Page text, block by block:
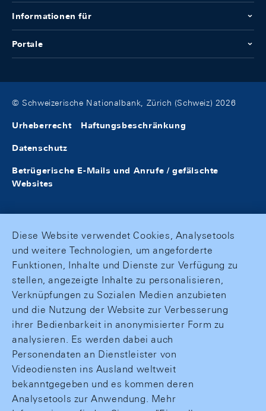
Informationen für
Portale
© Schweizerische Nationalbank, Zürich (Schweiz) 2026
Urheberrecht Haftungsbeschränkung
Datenschutz
Betrügerische E-Mails und Anrufe / gefälschte
Websites
Diese Website verwendet Cookies, Analysetools
und weitere Technologien, um angeforderte
Funktionen, Inhalte und Dienste zur Verfügung zu
stellen, angezeigte Inhalte zu personalisieren,
Verknüpfungen zu Sozialen Medien anzubieten
und die Nutzung der Website zur Verbesserung
ihrer Bedienbarkeit in anonymisierter Form zu
analysieren. Es werden dabei auch
Personendaten an Dienstleister von
Videodiensten ins Ausland weltweit
bekanntgegeben und es kommen deren
Analysetools zur Anwendung. Mehr